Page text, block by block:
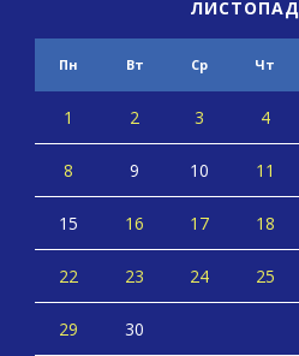
ЛИСТОПАД
Пн Вт Ср Чт
1 2 3 4
8 9 10 11
15 16 17 18
22 23 24 25
29
30